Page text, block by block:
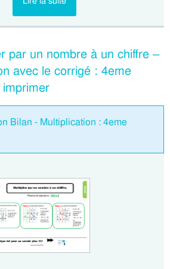
par un nombre à un chiffre –
avec le corrigé : 4eme
Bilan - Multiplication : 4eme